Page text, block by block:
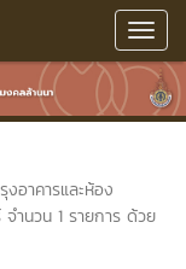
อาคารและห้อง
ำนวน 1 รายการ ด้วย